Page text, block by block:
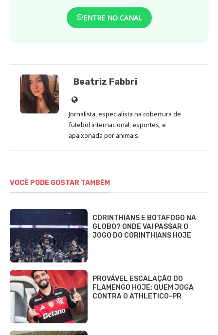
ENTRE NO CANAL
Beatriz Fabbri
Site
de
Beatriz
Fabbri
Jornalista, especialista na cobertura de
futebol internacional, esportes, e
apaixonada por animais.
VOCÊ PODE GOSTAR TAMBÉM
CORINTHIANS E BOTAFOGO NA
GLOBO? ONDE VAI PASSAR O
JOGO DO CORINTHIANS HOJE
PROVÁVEL ESCALAÇÃO DO
FLAMENGO HOJE: QUEM JOGA
CONTRA O ATHLETICO-PR